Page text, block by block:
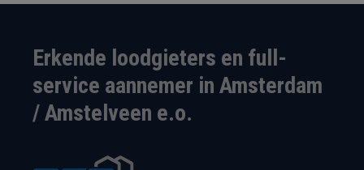
Erkende loodgieters en full-
service aannemer in Amsterdam
/ Amstelveen e.o.